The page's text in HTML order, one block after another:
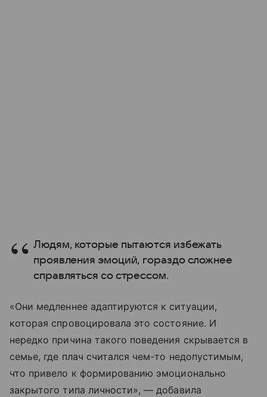
Людям, которые пытаются избежать
проявления эмоций, гораздо сложнее
справляться со стрессом.
«Они медленнее адаптируются к ситуации,
которая спровоцировала это состояние. И
нередко причина такого поведения скрывается в
семье, где плач считался чем-то недопустимым,
что привело к формированию эмоционально
закрытого типа личности», — добавила